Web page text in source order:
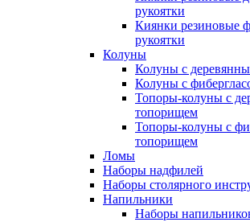
рукоятки
Киянки резиновые
рукоятки
Колуны
Колуны с
Колуны с
Топоры-колуны с
топорищем
Топоры-колуны с
топорищем
Ломы
Наборы надфилей
Наборы столярного
Напильники
Наборы